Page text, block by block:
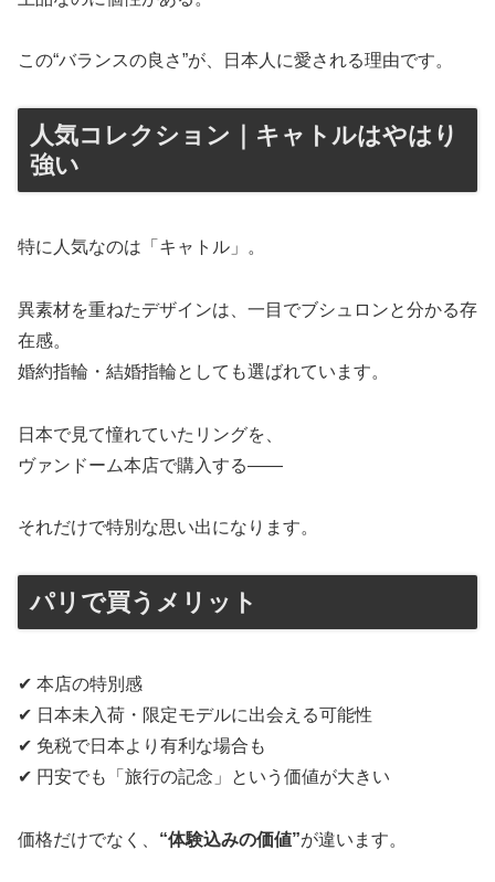
この“バランスの良さ”が、日本人に愛される理由です。
人気コレクション｜キャトルはやはり
強い
特に人気なのは「キャトル」。
異素材を重ねたデザインは、一目でブシュロンと分かる存
在感。
婚約指輪・結婚指輪としても選ばれています。
日本で見て憧れていたリングを、
ヴァンドーム本店で購入する——
それだけで特別な思い出になります。
パリで買うメリット
✔ 本店の特別感
✔ 日本未入荷・限定モデルに出会える可能性
✔ 免税で日本より有利な場合も
✔ 円安でも「旅行の記念」という価値が大きい
価格だけでなく、 “体験込みの価値”が違います。